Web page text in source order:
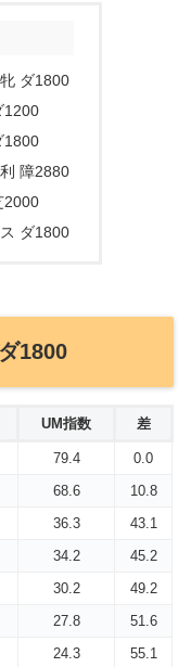
ダ1800
1200
1800
障2880
2000
ダ1800
1800
UM指数 差
79.4
0.0
68.6
10.8
36.3
43.1
34.2
45.2
30.2
49.2
27.8
51.6
24.3
55.1